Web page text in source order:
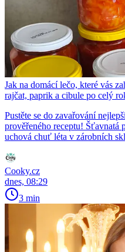
Jak na domácí lečo, které vás
rajčat, paprik a cibule po celý
Pustěte se do zavařování
prověřeného receptu! Šťavnatá
uchová chuť léta v zárobních
Cooky.cz
dnes, 08:29
3 min